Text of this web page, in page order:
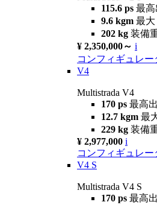
115.6 ps 最高
9.6 kgm 最大
202 kg 装備
¥ 2,350,000～ i
コンフィギュレー
V4
Multistrada V4
170 ps 最高
12.7 kgm 最
229 kg 装備
¥ 2,977,000 i
コンフィギュレー
V4 S
Multistrada V4 S
170 ps 最高